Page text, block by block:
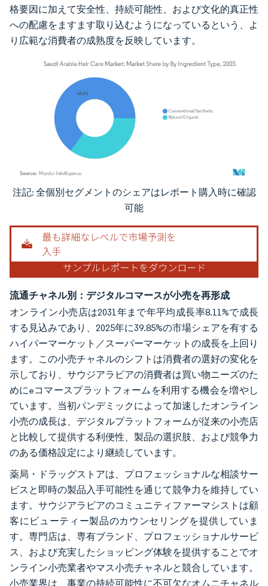
格要因に加えて安全性、持続可能性、および文化的真正性
への配慮をますます取り込むようになっているという、よ
り広範な消費者の成熟度を反映しています。
画像 © Mordor Intelligence。再利用にはCC BY 4.0の表示が必要です。
注記: 全個別セグメントのシェアはレポート購入時に確認
可能
流通チャネル別：デジタルコマースが小売を再形成
オンライン小売店は2031年まで年平均成長率8.11%で成長
する見込みであり、2025年に39.85%の市場シェアを有する
ハイパーマーケット／スーパーマーケットの成長を上回り
ます。この小売チャネルのシフトは消費者の選好の変化を
示しており、サウジアラビアの消費者は買い物ニーズのた
めにeコマースプラットフォームを利用する機会を増やし
ています。当初パンデミックによって加速したオンライン
小売の成長は、デジタルプラットフォームが従来の小売店
と比較して提供する利便性、製品の選択肢、および競争力
のある価格設定により継続しています。
薬局・ドラッグストアは、プロフェッショナルな相談サー
ビスと即時の製品入手可能性を通じて競争力を維持してい
ます。サウジアラビアのコミュニティファーマシストは顧
客にビューティー製品のカウンセリングを提供していま
す。専門店は、専有ブランド、プロフェッショナルサービ
ス、および充実したショッピング体験を提供することでオ
ンライン小売業者やマス小売チャネルと競合しています。
小売業界は、事業の持続可能性に不可欠なオムニチャネル